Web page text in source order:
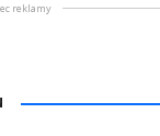
reklamy